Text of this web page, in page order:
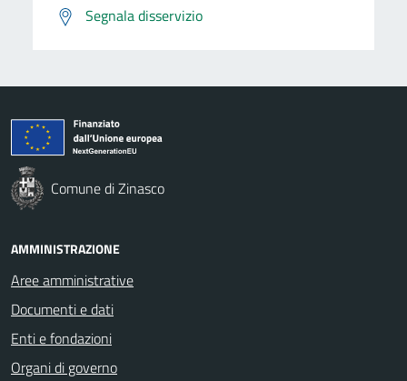
Segnala disservizio
Comune di Zinasco
AMMINISTRAZIONE
Aree amministrative
Documenti e dati
Enti e fondazioni
Organi di governo